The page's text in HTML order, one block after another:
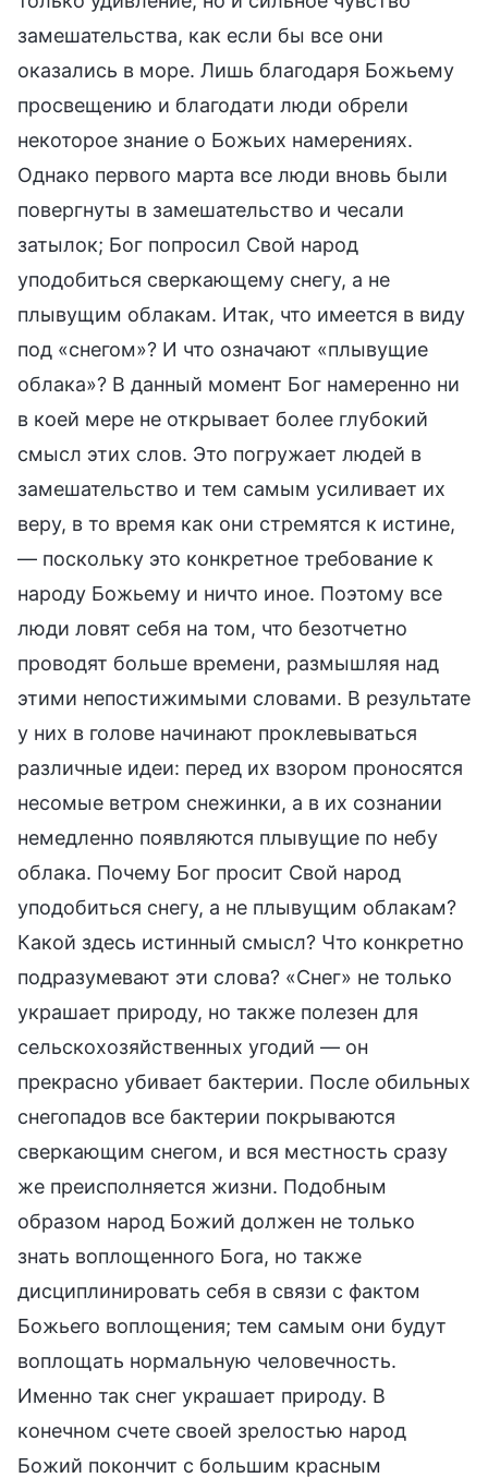
замешательства, как если бы все они
оказались в море. Лишь благодаря Божьему
просвещению и благодати люди обрели
некоторое знание о Божьих намерениях.
Однако первого марта все люди вновь были
повергнуты в замешательство и чесали
затылок; Бог попросил Свой народ
уподобиться сверкающему снегу, а не
плывущим облакам. Итак, что имеется в виду
под «снегом»? И что означают «плывущие
облака»? В данный момент Бог намеренно ни
в коей мере не открывает более глубокий
смысл этих слов. Это погружает людей в
замешательство и тем самым усиливает их
веру, в то время как они стремятся к истине,
— поскольку это конкретное требование к
народу Божьему и ничто иное. Поэтому все
люди ловят себя на том, что безотчетно
проводят больше времени, размышляя над
этими непостижимыми словами. В результате
у них в голове начинают проклевываться
различные идеи: перед их взором проносятся
несомые ветром снежинки, а в их сознании
немедленно появляются плывущие по небу
облака. Почему Бог просит Свой народ
уподобиться снегу, а не плывущим облакам?
Какой здесь истинный смысл? Что конкретно
подразумевают эти слова? «Снег» не только
украшает природу, но также полезен для
сельскохозяйственных угодий — он
прекрасно убивает бактерии. После обильных
снегопадов все бактерии покрываются
сверкающим снегом, и вся местность сразу
же преисполняется жизни. Подобным
образом народ Божий должен не только
знать воплощенного Бога, но также
дисциплинировать себя в связи с фактом
Божьего воплощения; тем самым они будут
воплощать нормальную человечность.
Именно так снег украшает природу. В
конечном счете своей зрелостью народ
Божий покончит с большим красным